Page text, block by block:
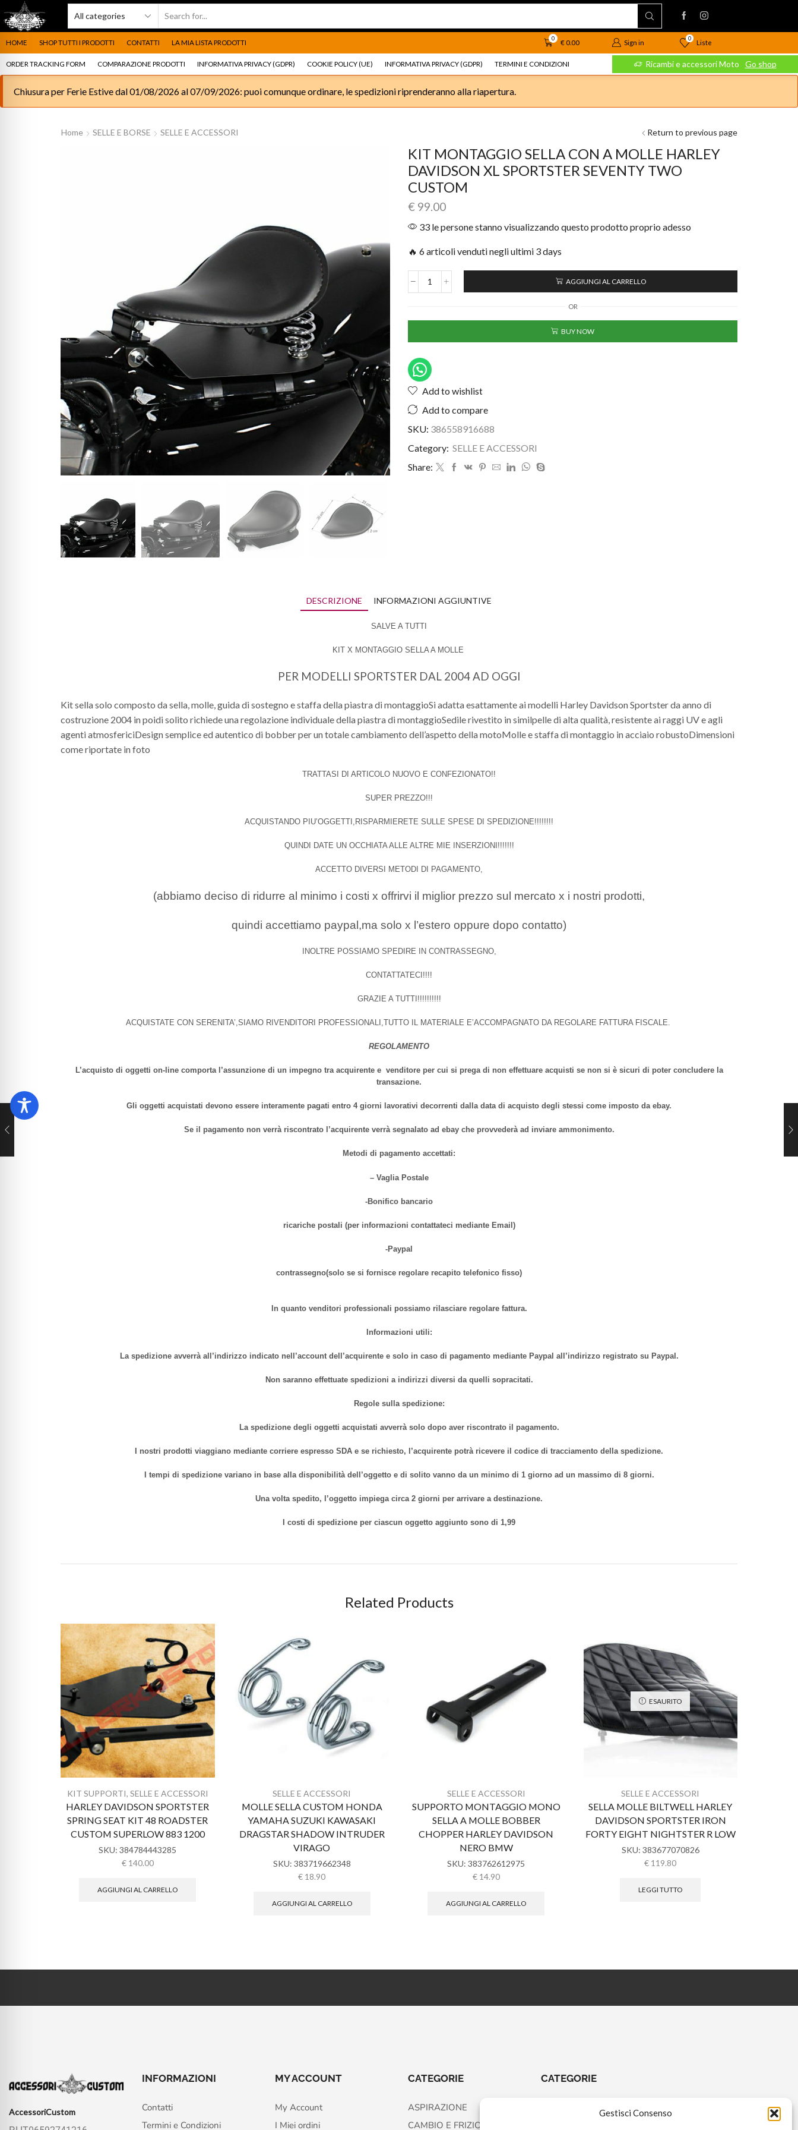
Gestisci Consenso
HOME SHOP TUTTI I PRODOTTI CONTATTI LA MIA LISTA PRODOTTI
0
€0.00 Sign in
0
Liste
ORDER TRACKING FORM COMPARAZIONE PRODOTTI INFORMATIVA PRIVACY (GDPR) COOKIE POLICY (UE) INFORMATIVA PRIVACY (GDPR) TERMINI E CONDIZIONI
Ricambi e accessori Moto Go shop Ricambi e accessori Moto Go shop Ricambi e accessori Moto Go shop
Chiusura per Ferie Estive dal 01/08/2026 al 07/09/2026: puoi comunque ordinare, le spedizioni riprenderanno alla riapertura.
Home SELLE E BORSE SELLE E ACCESSORI Return to previous page
KIT MONTAGGIO SELLA CON A MOLLE HARLEY
DAVIDSON XL SPORTSTER SEVENTY TWO
CUSTOM
€ 99.00
33 le persone stanno visualizzando questo prodotto proprio adesso
🔥 6 articoli venduti negli ultimi 3 days
AGGIUNGI AL CARRELLO
OR
BUY NOW
Add to wishlist
Add to compare
SKU: 386558916688
Category: SELLE E ACCESSORI
Share:
DESCRIZIONE INFORMAZIONI AGGIUNTIVE
SALVE A TUTTI
KIT X MONTAGGIO SELLA A MOLLE
PER MODELLI SPORTSTER DAL 2004 AD OGGI
Kit sella solo composto da sella, molle, guida di sostegno e staffa della piastra di montaggioSi adatta esattamente ai modelli Harley Davidson Sportster da anno di
costruzione 2004 in poidi solito richiede una regolazione individuale della piastra di montaggioSedile rivestito in similpelle di alta qualità, resistente ai raggi UV e agli
agenti atmosfericiDesign semplice ed autentico di bobber per un totale cambiamento dell’aspetto della motoMolle e staffa di montaggio in acciaio robustoDimensioni
come riportate in foto
TRATTASI DI ARTICOLO NUOVO E CONFEZIONATO!!
SUPER PREZZO!!!
ACQUISTANDO PIU’OGGETTI,RISPARMIERETE SULLE SPESE DI SPEDIZIONE!!!!!!!!
QUINDI DATE UN OCCHIATA ALLE ALTRE MIE INSERZIONI!!!!!!!
ACCETTO DIVERSI METODI DI PAGAMENTO,
(abbiamo deciso di ridurre al minimo i costi x offrirvi il miglior prezzo sul mercato x i nostri prodotti,
quindi accettiamo paypal,ma solo x l’estero oppure dopo contatto)
INOLTRE POSSIAMO SPEDIRE IN CONTRASSEGNO,
CONTATTATECI!!!!
GRAZIE A TUTTI!!!!!!!!!!
ACQUISTATE CON SERENITA’,SIAMO RIVENDITORI PROFESSIONALI,TUTTO IL MATERIALE E’ACCOMPAGNATO DA REGOLARE FATTURA FISCALE.
REGOLAMENTO
L’acquisto di oggetti on-line comporta l’assunzione di un impegno tra acquirente e venditore per cui si prega di non effettuare acquisti se non si è sicuri di poter concludere la
transazione.
Gli oggetti acquistati devono essere interamente pagati entro 4 giorni lavorativi decorrenti dalla data di acquisto degli stessi come imposto da ebay.
Se il pagamento non verrà riscontrato l’acquirente verrà segnalato ad ebay che provvederà ad inviare ammonimento.
Metodi di pagamento accettati:
– Vaglia Postale
-Bonifico bancario
ricariche postali (per informazioni contattateci mediante Email)
-Paypal
contrassegno(solo se si fornisce regolare recapito telefonico fisso)
In quanto venditori professionali possiamo rilasciare regolare fattura.
Informazioni utili:
La spedizione avverrà all’indirizzo indicato nell’account dell’acquirente e solo in caso di pagamento mediante Paypal all’indirizzo registrato su Paypal.
Non saranno effettuate spedizioni a indirizzi diversi da quelli sopracitati.
Regole sulla spedizione:
La spedizione degli oggetti acquistati avverrà solo dopo aver riscontrato il pagamento.
I nostri prodotti viaggiano mediante corriere espresso SDA e se richiesto, l’acquirente potrà ricevere il codice di tracciamento della spedizione.
I tempi di spedizione variano in base alla disponibilità dell’oggetto e di solito vanno da un minimo di 1 giorno ad un massimo di 8 giorni.
Una volta spedito, l’oggetto impiega circa 2 giorni per arrivare a destinazione.
I costi di spedizione per ciascun oggetto aggiunto sono di 1,99
Related Products
KIT SUPPORTI, SELLE E ACCESSORI
HARLEY DAVIDSON SPORTSTER
SPRING SEAT KIT 48 ROADSTER
CUSTOM SUPERLOW 883 1200
SKU:384784443285
€140.00
AGGIUNGI AL CARRELLO
SELLE E ACCESSORI
MOLLE SELLA CUSTOM HONDA
YAMAHA SUZUKI KAWASAKI
DRAGSTAR SHADOW INTRUDER
VIRAGO
SKU: 383719662348
€ 18.90
AGGIUNGI AL CARRELLO
SELLE E ACCESSORI
SUPPORTO MONTAGGIO MONO
SELLA A MOLLE BOBBER
CHOPPER HARLEY DAVIDSON
NERO BMW
SKU:383762612975
€14.90
AGGIUNGI AL CARRELLO
ESAURITO
SELLE E ACCESSORI
SELLA MOLLE BILTWELL HARLEY
DAVIDSON SPORTSTER IRON
FORTY EIGHT NIGHTSTER R LOW
SKU: 383677070826
€ 119.80
LEGGI TUTTO
AccessoriCustom
INFORMAZIONI
Contatti
Termini e Condizioni
MY ACCOUNT
My Account
I Miei ordini
CATEGORIE
ASPIRAZIONE
CAMBIO E FRIZIONE
CATEGORIE
CHIAVI E ATTREZZI